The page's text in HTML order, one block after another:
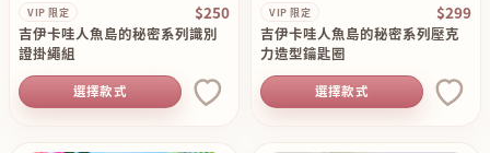
VIP 限定 $250
吉伊卡哇人魚島的秘密系列識別
證掛繩組
選擇款式
VIP 限定 $299
吉伊卡哇人魚島的秘密系列壓克
力造型鑰匙圈
選擇款式